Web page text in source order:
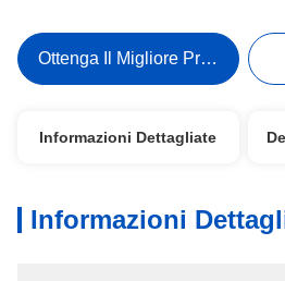
Ottenga Il Migliore Prezzo
Informazioni Dettagliate
Informazioni